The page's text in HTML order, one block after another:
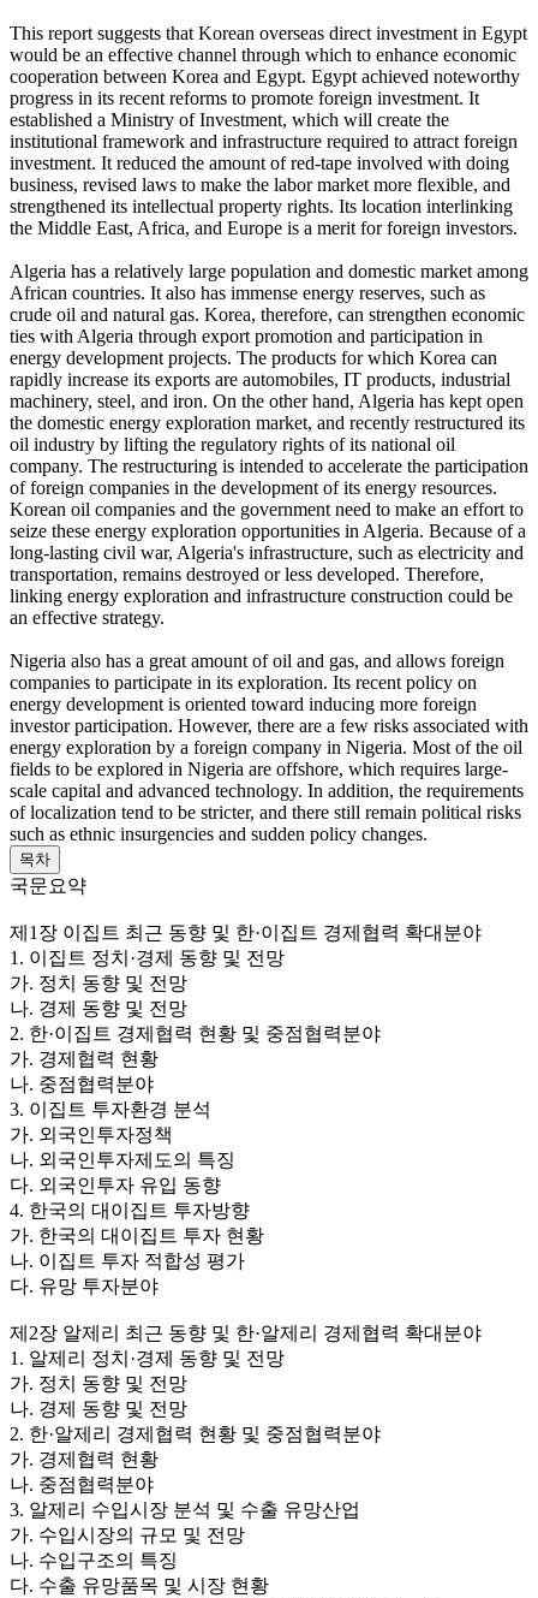
This report suggests that Korean overseas direct investment in Egypt
would be an effective channel through which to enhance economic
cooperation between Korea and Egypt. Egypt achieved noteworthy
progress in its recent reforms to promote foreign investment. It
established a Ministry of Investment, which will create the
institutional framework and infrastructure required to attract foreign
investment. It reduced the amount of red-tape involved with doing
business, revised laws to make the labor market more flexible, and
strengthened its intellectual property rights. Its location interlinking
the Middle East, Africa, and Europe is a merit for foreign investors.
Algeria has a relatively large population and domestic market among
African countries. It also has immense energy reserves, such as
crude oil and natural gas. Korea, therefore, can strengthen economic
ties with Algeria through export promotion and participation in
energy development projects. The products for which Korea can
rapidly increase its exports are automobiles, IT products, industrial
machinery, steel, and iron. On the other hand, Algeria has kept open
the domestic energy exploration market, and recently restructured its
oil industry by lifting the regulatory rights of its national oil
company. The restructuring is intended to accelerate the participation
of foreign companies in the development of its energy resources.
Korean oil companies and the government need to make an effort to
seize these energy exploration opportunities in Algeria. Because of a
long-lasting civil war, Algeria's infrastructure, such as electricity and
transportation, remains destroyed or less developed. Therefore,
linking energy exploration and infrastructure construction could be
an effective strategy.
Nigeria also has a great amount of oil and gas, and allows foreign
companies to participate in its exploration. Its recent policy on
energy development is oriented toward inducing more foreign
investor participation. However, there are a few risks associated with
energy exploration by a foreign company in Nigeria. Most of the oil
fields to be explored in Nigeria are offshore, which requires large-
scale capital and advanced technology. In addition, the requirements
of localization tend to be stricter, and there still remain political risks
such as ethnic insurgencies and sudden policy changes.
목차
국문요약
제1장 이집트 최근 동향 및 한·이집트 경제협력 확대분야
1. 이집트 정치·경제 동향 및 전망
가. 정치 동향 및 전망
나. 경제 동향 및 전망
2. 한·이집트 경제협력 현황 및 중점협력분야
가. 경제협력 현황
나. 중점협력분야
3. 이집트 투자환경 분석
가. 외국인투자정책
나. 외국인투자제도의 특징
다. 외국인투자 유입 동향
4. 한국의 대이집트 투자방향
가. 한국의 대이집트 투자 현황
나. 이집트 투자 적합성 평가
다. 유망 투자분야
제2장 알제리 최근 동향 및 한·알제리 경제협력 확대분야
1. 알제리 정치·경제 동향 및 전망
가. 정치 동향 및 전망
나. 경제 동향 및 전망
2. 한·알제리 경제협력 현황 및 중점협력분야
가. 경제협력 현황
나. 중점협력분야
3. 알제리 수입시장 분석 및 수출 유망산업
가. 수입시장의 규모 및 전망
나. 수입구조의 특징
다. 수출 유망품목 및 시장 현황